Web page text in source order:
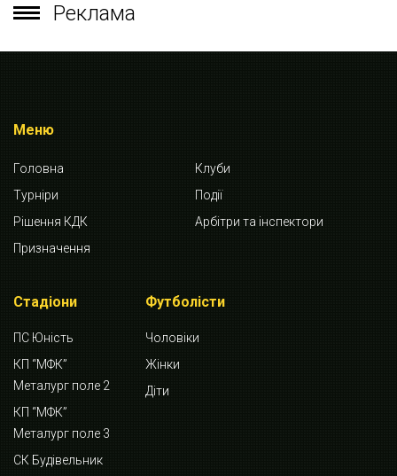
Реклама
Меню
Головна
Клуби
Турніри
Події
Рішення КДК
Арбітри та інспектори
Призначення
Стадіони
ПС Юність
КП “МФК”
Металург поле 2
КП “МФК”
Металург поле 3
СК Будівельник
Футболісти
Чоловіки
Жінки
Діти